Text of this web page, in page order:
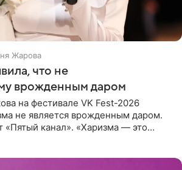
Жарова
что не
врожденным даром
на фестивале VK Fest-2026
не является врожденным даром.
«Пятый канал». «Харизма — это